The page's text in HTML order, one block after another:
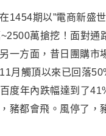
1454期以”電商新盛
萬搶挖！面對通
一方面 ， 昔日團購市
月觸頂以來已回落
度年內跌幅達到了
，豬都會飛。風停了，